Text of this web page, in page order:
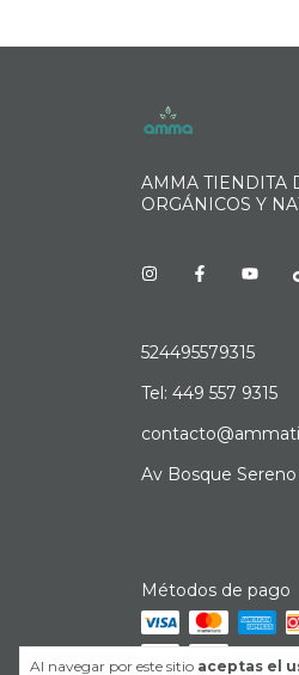
Al navegar por este sitio aceptas el
AMMA TIENDITA
ORGÁNICOS Y
524495579315
Tel: 449 557 9315
Av Bosque Sereno
Métodos de pago